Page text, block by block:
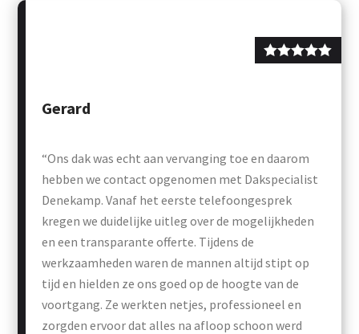
“Ons dak was echt aan vervanging toe en daarom
hebben we contact opgenomen met Dakspecialist
Denekamp. Vanaf het eerste telefoongesprek
kregen we duidelijke uitleg over de mogelijkheden
en een transparante offerte. Tijdens de
werkzaamheden waren de mannen altijd stipt op
tijd en hielden ze ons goed op de hoogte van de
voortgang. Ze werkten netjes, professioneel en
zorgden ervoor dat alles na afloop schoon werd
Gerard